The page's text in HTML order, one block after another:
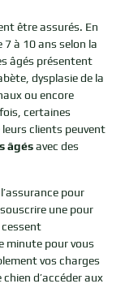
être assurés. En
7 à 10 ans selon la
âgés présentent
dysplasie de la
ou encore
certaines
clients peuvent
âgésavec des
pour
une pour
minute pour vous
vos charges
d’accéder aux